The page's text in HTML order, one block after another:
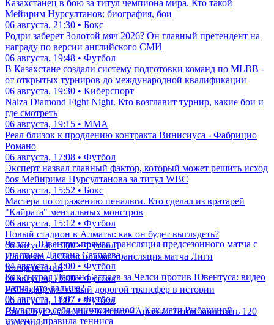
Казахстанец в бою за титул чемпиона мира. Кто такой
Мейирим Нурсултанов: биография, бои
06 августа, 21:30 • Бокс
Родри заберет Золотой мяч 2026? Он главный претендент на
награду по версии английского СМИ
06 августа, 19:48 • Футбол
В Казахстане создали систему подготовки команд по MLBB -
от открытых турниров до международной квалификации
06 августа, 19:30 • Киберспорт
Naiza Diamond Fight Night. Кто возглавит турнир, какие бои и
где смотреть
06 августа, 19:15 • ММА
Реал близок к продлению контракта Винисиуса - Фабрицио
Романо
06 августа, 17:08 • Футбол
Эксперт назвал главный фактор, который может решить исход
боя Мейирима Нурсултанова за титул WBC
06 августа, 15:52 • Бокс
Мастера по отражению пенальти. Кто сделал из вратарей
"Кайрата" ментальных монстров
06 августа, 15:12 • Футбол
Новый стадион в Алматы: как он будет выглядеть?
06 августа, 13:00 • Футбол
Партизан - Тобол: прямая трансляция матча Лиги
Конференций
06 августа, 12:00 • Футбол
Реал оформит самый дорогой трансфер в истории
06 августа, 11:07 • Футбол
Винисиус удалил все о Реале - Арсенал готов заплатить 120
млн евро
Челси - Ювентус: прямая трансляция предсезонного матча с
участием Дастана Сатпаева
04 августа, 14:00 • Футбол
Как сыграл Дастан Сатпаев за Челси против Ювентуса: видео
матча, что дальше?
05 августа, 18:07 • Футбол
"Чувствую себя уничтоженной". Как матч Рыбакиной
изменил правила тенниса